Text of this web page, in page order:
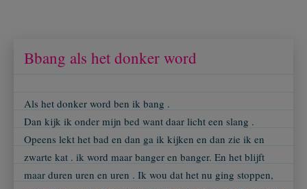
Bbang als het donker word
Als het donker word ben ik bang .
Dan kijk ik onder mijn bed want daar licht een slang .
Opeens lekt het bad en dan ga ik kijken en dan zie ik en
zwarte kat . ik word maar banger en banger. En het blijft
maar duren uren en uren . Ik wou dat het nu ging stoppen,